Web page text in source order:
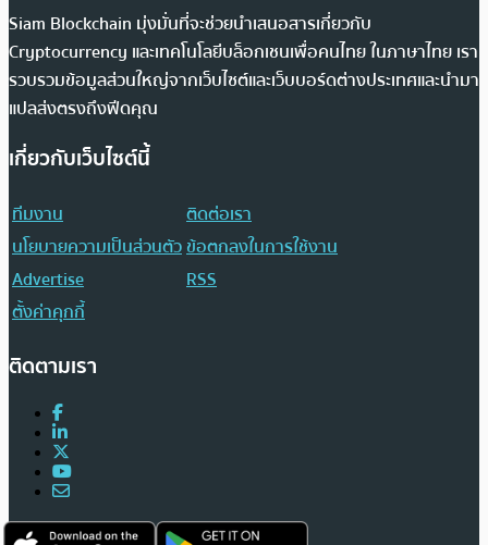
Siam Blockchain มุ่งมั่นที่จะช่วยนำเสนอสารเกี่ยวกับ
Cryptocurrency และเทคโนโลยีบล็อกเชนเพื่อคนไทย ในภาษาไทย เรา
รวบรวมข้อมูลส่วนใหญ่จากเว็บไซต์และเว็บบอร์ดต่างประเทศและนำมา
แปลส่งตรงถึงฟีดคุณ
เกี่ยวกับเว็บไซต์นี้
ทีมงาน
ติดต่อเรา
นโยบายความเป็นส่วนตัวข้อตกลงในการใช้งาน
Advertise
RSS
ตั้งค่าคุกกี้
ติดตามเรา